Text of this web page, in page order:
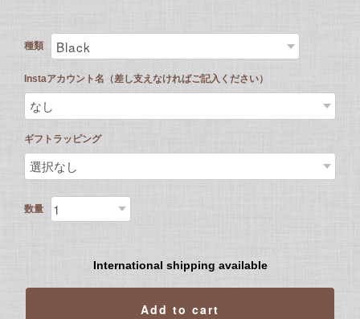
種類
Instaアカウント名（差し支えなければご記入ください）
ギフトラッピング
数量
International shipping available
Add to cart